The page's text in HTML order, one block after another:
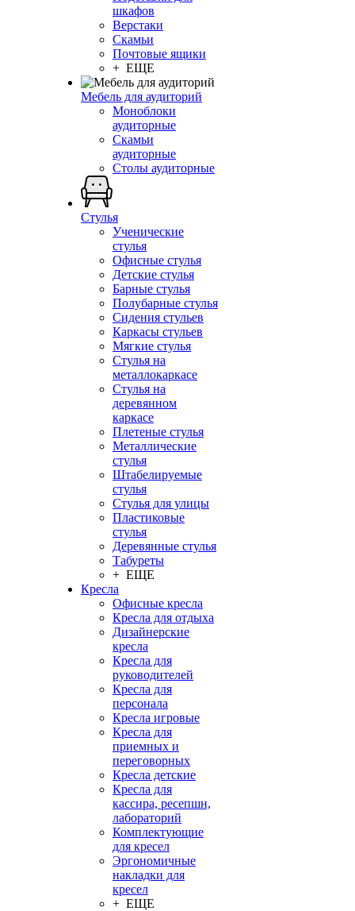
шкафов
Верстаки
Скамьи
Почтовые ящики
+ ЕЩЕ
Мебель для аудиторий
Моноблоки
аудиторные
Скамьи
аудиторные
Столы аудиторные
Стулья
Ученические
стулья
Офисные стулья
Детские стулья
Барные стулья
Полубарные стулья
Сидения стульев
Каркасы стульев
Мягкие стулья
Стулья на
металлокаркасе
Стулья на
деревянном
каркасе
Плетеные стулья
Металлические
стулья
Штабелируемые
стулья
Стулья для улицы
Пластиковые
стулья
Деревянные стулья
Табуреты
+ ЕЩЕ
Кресла
Офисные кресла
Кресла для отдыха
Дизайнерские
кресла
Кресла для
руководителей
Кресла для
персонала
Кресла игровые
Кресла для
приемных и
переговорных
Кресла детские
Кресла для
кассира, ресепшн,
лабораторий
Комплектующие
для кресел
Эргономичные
накладки для
кресел
+ ЕЩЕ